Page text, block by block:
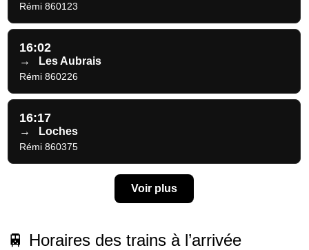
Rémi 860123
16:02
→ Les Aubrais
Rémi 860226
16:17
→ Loches
Rémi 860375
Voir plus
🚆 Horaires des trains à l’arrivée